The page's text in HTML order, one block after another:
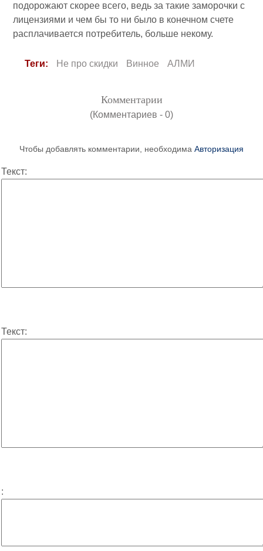
подорожают скорее всего, ведь за такие заморочки с
лицензиями и чем бы то ни было в конечном счете
расплачивается потребитель, больше некому.
Теги: Не про скидки Винное АЛМИ
Комментарии
(Комментариев - 0)
Чтобы добавлять комментарии, необходима Авторизация
Текст:
Текст:
: